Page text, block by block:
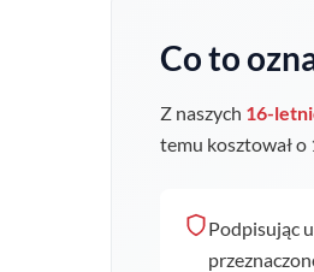
Co to
Z naszych 16-
temu kosztował o
Podpisując